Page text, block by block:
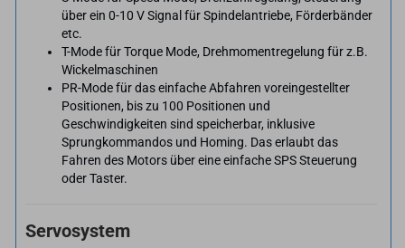
über ein 0-10 V Signal für Spindelantriebe, Förderbänder
etc.
T-Mode für Torque Mode, Drehmomentregelung für z.B.
Wickelmaschinen
PR-Mode für das einfache Abfahren voreingestellter
Positionen, bis zu 100 Positionen und
Geschwindigkeiten sind speicherbar, inklusive
Sprungkommandos und Homing. Das erlaubt das
Fahren des Motors über eine einfache SPS Steuerung
oder Taster.
Servosystem